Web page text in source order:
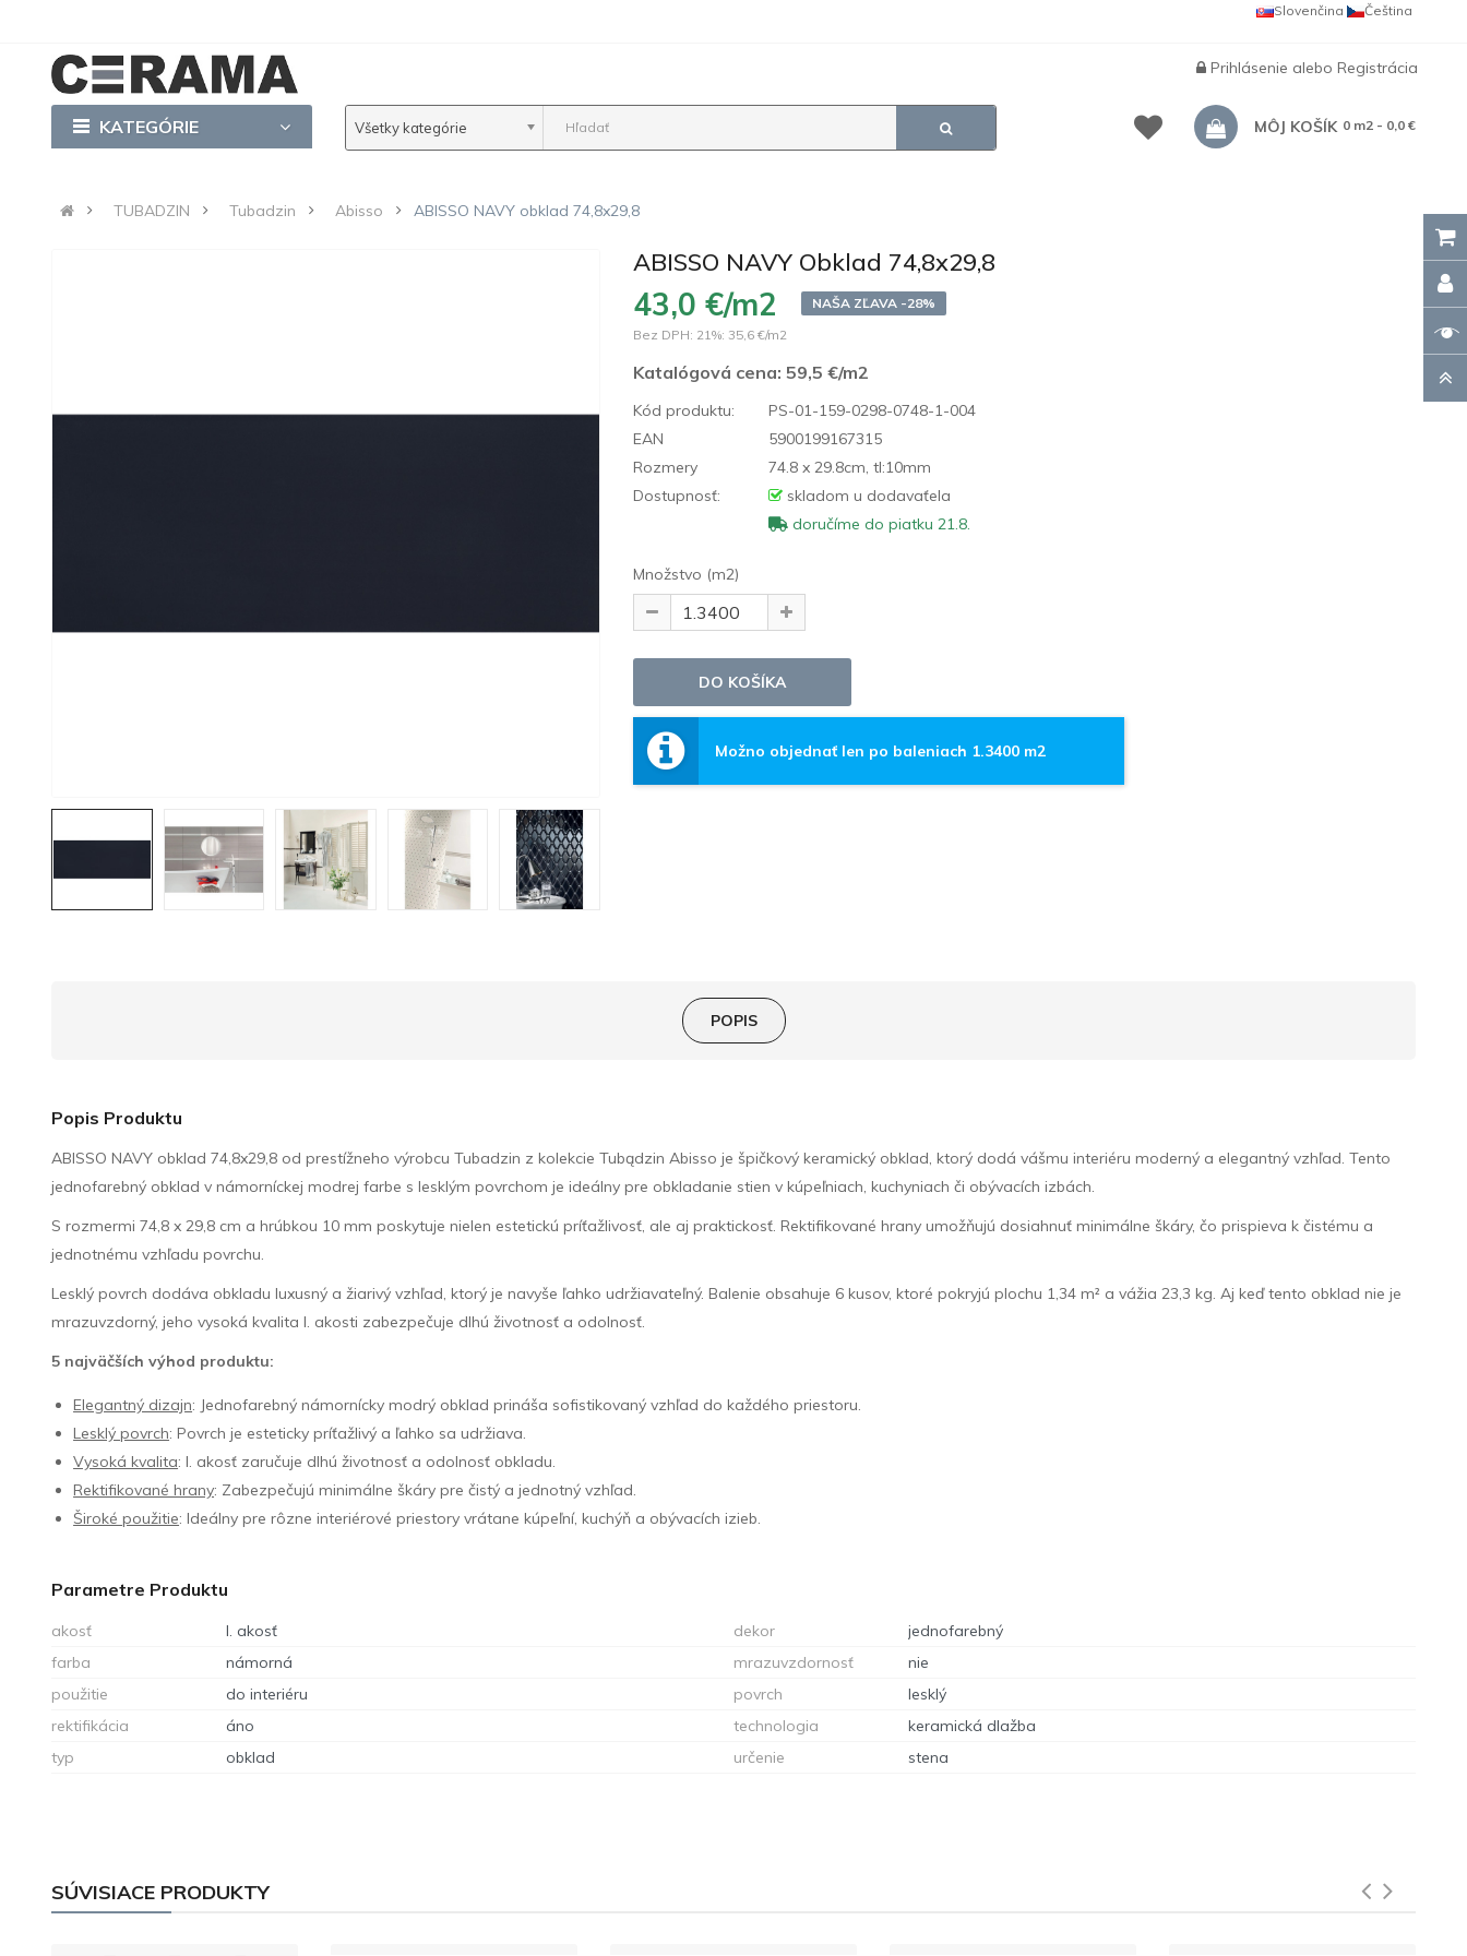
Čeština
Slovenčina
Prihlásenie alebo Registrácia
KATEGÓRIE Všetky kategórie MÔJ KOŠÍK 0 m2 - 0,0 €
TUBADZIN Tubadzin Abisso ABISSO NAVY obklad 74,8x29,8
ABISSO NAVY Obklad 74,8x29,8
43,0 €/m2
NAŠA ZĽAVA -28%
Bez DPH: 21%: 35,6 €/m2
Katalógová cena:59,5 €/m2
Kód produktu:
PS-01-159-0298-0748-1-004
EAN
5900199167315
Rozmery
74.8 x 29.8cm, tl:10mm
Dostupnosť:
skladom u dodavaťela
doručíme do piatku 21.8.
Množstvo (m2)
Možno objednať len po baleniach 1.3400 m2
POPIS
Popis Produktu
ABISSO NAVY obklad 74,8x29,8 od prestížneho výrobcu Tubadzin z kolekcie Tubądzin Abisso je špičkový keramický obklad, ktorý dodá vášmu interiéru moderný a elegantný vzhľad. Tento
jednofarebný obklad v námorníckej modrej farbe s lesklým povrchom je ideálny pre obkladanie stien v kúpeľniach, kuchyniach či obývacích izbách.
S rozmermi 74,8 x 29,8 cm a hrúbkou 10 mm poskytuje nielen estetickú príťažlivosť, ale aj praktickosť. Rektifikované hrany umožňujú dosiahnuť minimálne škáry, čo prispieva k čistému a
jednotnému vzhľadu povrchu.
Lesklý povrch dodáva obkladu luxusný a žiarivý vzhľad, ktorý je navyše ľahko udržiavateľný. Balenie obsahuje 6 kusov, ktoré pokryjú plochu 1,34 m² a vážia 23,3 kg. Aj keď tento obklad nie je
mrazuvzdorný, jeho vysoká kvalita I. akosti zabezpečuje dlhú životnosť a odolnosť.
5 najväčších výhod produktu:
Elegantný dizajn: Jednofarebný námornícky modrý obklad prináša sofistikovaný vzhľad do každého priestoru.
Lesklý povrch: Povrch je esteticky príťažlivý a ľahko sa udržiava.
Vysoká kvalita: I. akosť zaručuje dlhú životnosť a odolnosť obkladu.
Rektifikované hrany: Zabezpečujú minimálne škáry pre čistý a jednotný vzhľad.
Široké použitie: Ideálny pre rôzne interiérové priestory vrátane kúpeľní, kuchýň a obývacích izieb.
Parametre Produktu
akosť I. akosť dekor
jednofarebný
farba
námorná mrazuvzdornosť
nie
použitie
do interiéru povrch
lesklý
rektifikácia
áno technologia
keramická dlažba
typ
obklad určenie stena
SÚVISIACE PRODUKTY